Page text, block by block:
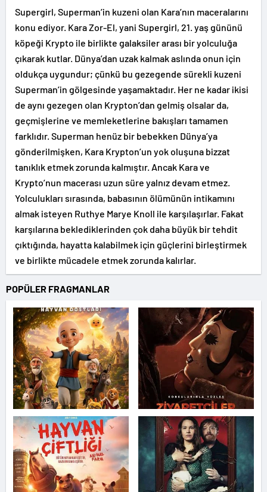
Supergirl, Superman’in kuzeni olan Kara’nın maceralarını
konu ediyor. Kara Zor-El, yani Supergirl, 21. yaş gününü
köpeği Krypto ile birlikte galaksiler arası bir yolculuğa
çıkarak kutlar. Dünya’dan uzak kalmak aslında onun için
oldukça uygundur; çünkü bu gezegende sürekli kuzeni
Superman’in gölgesinde yaşamaktadır. Her ne kadar ikisi
de aynı gezegen olan Krypton’dan gelmiş olsalar da,
geçmişlerine ve memleketlerine bakışları tamamen
farklıdır. Superman henüz bir bebekken Dünya’ya
gönderilmişken, Kara Krypton’un yok oluşuna bizzat
tanıklık etmek zorunda kalmıştır. Ancak Kara ve
Krypto’nun macerası uzun süre yalnız devam etmez.
Yolculukları sırasında, babasının ölümünün intikamını
almak isteyen Ruthye Marye Knoll ile karşılaşırlar. Fakat
karşılarına beklediklerinden çok daha büyük bir tehdit
çıktığında, hayatta kalabilmek için güçlerini birleştirmek
ve birlikte mücadele etmek zorunda kalırlar.
POPÜLER FRAGMANLAR